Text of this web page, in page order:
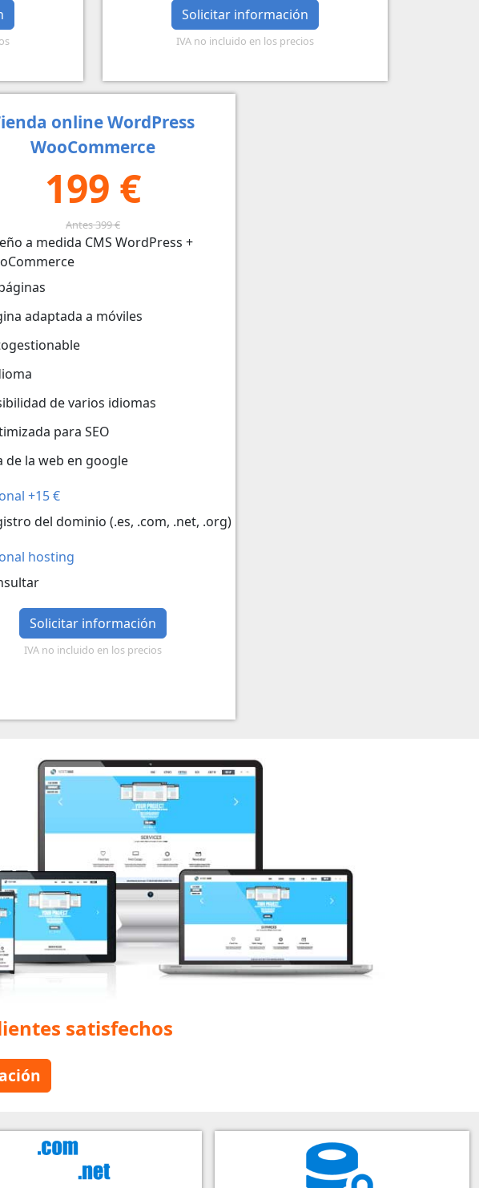
Solicitar información
IVA no incluido en los precios
online WordPress
WooCommerce
199 €
Antes 399 €
a medida CMS WordPress +
adaptada a móviles
de varios idiomas
para SEO
de la web en google
+15 €
del dominio (.es, .com, .net, .org)
hosting
Solicitar información
IVA no incluido en los precios
satisfechos